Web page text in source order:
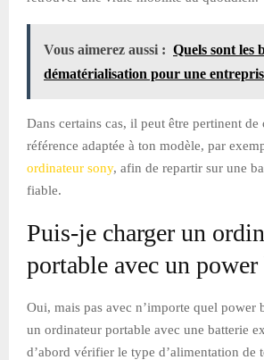
Vous aimerez aussi : Quels sont les
dématérialisation pour une
Dans certains cas, il peut être pertinent de
référence adaptée à ton modèle, par
ordinateur sony, afin de repartir sur une
fiable.
Puis-je charger un
portable avec un power
Oui, mais pas avec n’importe quel power
un ordinateur portable avec une batterie
d’abord vérifier le type d’alimentation de